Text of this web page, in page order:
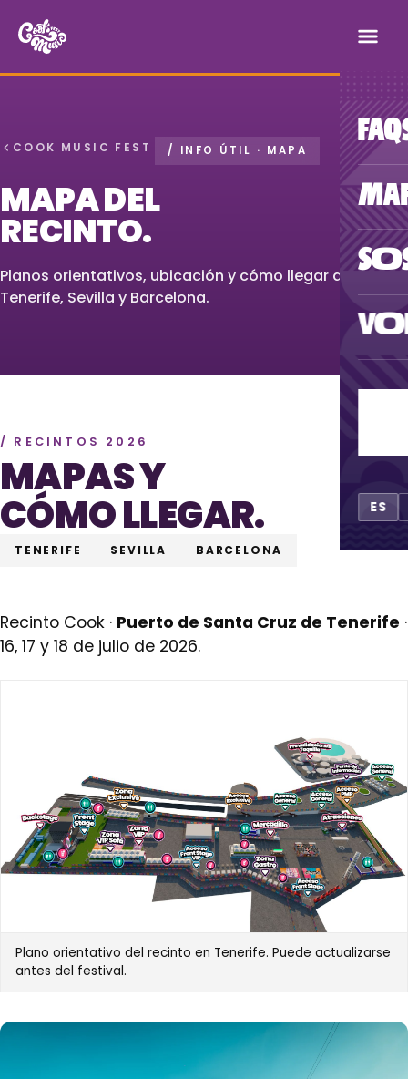
ES
COOK MUSIC FEST / INFO ÚTIL · MAPA
MAPA DEL
RECINTO.
Planos orientativos, ubicación y cómo llegar a
Tenerife, Sevilla y Barcelona.
/ RECINTOS 2026
MAPAS Y
CÓMO LLEGAR.
TENERIFE SEVILLA BARCELONA
Recinto Cook · Puerto de Santa Cruz de Tenerife ·
16, 17 y 18 de julio de 2026.
Plano orientativo del recinto en Tenerife. Puede actualizarse
antes del festival.